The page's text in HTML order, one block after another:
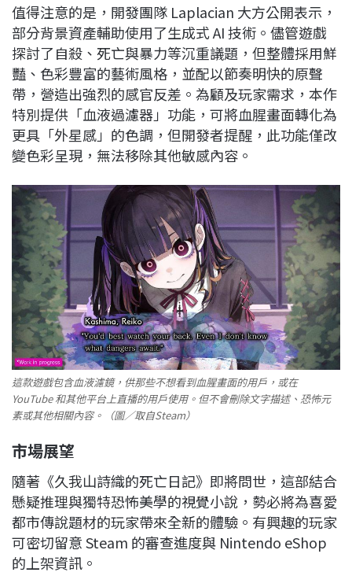
值得注意的是，開發團隊 Laplacian 大方公開表示，
部分背景資產輔助使用了生成式 AI 技術。儘管遊戲
探討了自殺、死亡與暴力等沉重議題，但整體採用鮮
豔、色彩豐富的藝術風格，並配以節奏明快的原聲
帶，營造出強烈的感官反差。為顧及玩家需求，本作
特別提供「血液過濾器」功能，可將血腥畫面轉化為
更具「外星感」的色調，但開發者提醒，此功能僅改
變色彩呈現，無法移除其他敏感內容。
這款遊戲包含血液濾鏡，供那些不想看到血腥畫面的用戶，或在
YouTube 和其他平台上直播的用戶使用。但不會刪除文字描述、恐怖元
素或其他相關內容。（圖／取自Steam）
市場展望
隨著《久我山詩織的死亡日記》即將問世，這部結合
懸疑推理與獨特恐怖美學的視覺小說，勢必將為喜愛
都市傳說題材的玩家帶來全新的體驗。有興趣的玩家
可密切留意 Steam 的審查進度與 Nintendo eShop
的上架資訊。